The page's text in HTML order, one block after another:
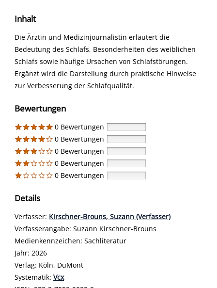
Inhalt
Die Ärztin und Medizinjournalistin erläutert die
Bedeutung des Schlafs, Besonderheiten des weiblichen
Schlafs sowie häufige Ursachen von Schlafstörungen.
Ergänzt wird die Darstellung durch praktische Hinweise
zur Verbesserung der Schlafqualität.
Bewertungen
0 Bewertungen
0 Bewertungen
0 Bewertungen
0 Bewertungen
0 Bewertungen
Details
Verfasser: Suche nach diesem Verfasser
Kirschner-Brouns, Suzann (Verfasser)
Verfasserangabe: Suzann Kirschner-Brouns
Medienkennzeichen: Sachliteratur
Jahr: 2026
Verlag: Köln, DuMont
opens in new tab
Diesen Link in neuem Tab öffnen
Systematik: Suche nach dieser Systematik
Vcx